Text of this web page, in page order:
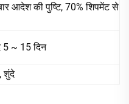
आदेश की पुष्टि, 70% शिपमेंट से
5 ~ 15 दिन
शुंदे